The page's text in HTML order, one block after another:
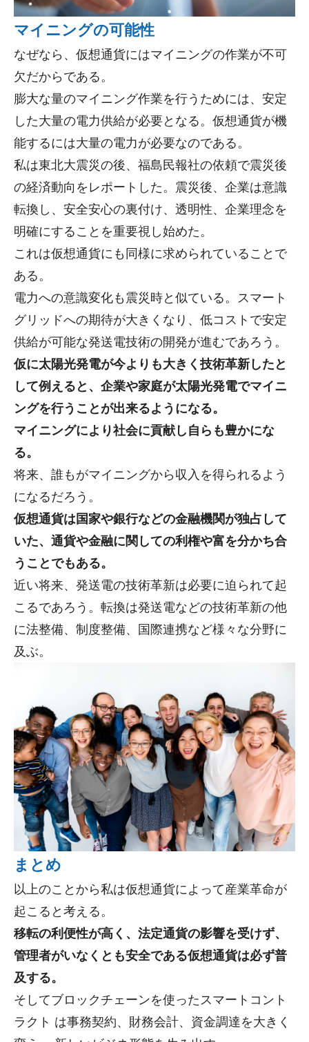
マイニングの可能性
なぜなら、仮想通貨にはマイニングの作業が不可
欠だからである。
膨大な量のマイニング作業を行うためには、安定
した大量の電力供給が必要となる。仮想通貨が機
能するには大量の電力が必要なのである。
私は東北大震災の後、福島民報社の依頼で震災後
の経済動向をレポートした。震災後、企業は意識
転換し、安全安心の裏付け、透明性、企業理念を
明確にすることを重要視し始めた。
これは仮想通貨にも同様に求められていることで
ある。
電力への意識変化も震災時と似ている。スマート
グリッドへの期待が大きくなり、低コストで安定
供給が可能な発送電技術の開発が進むであろう。
仮に太陽光発電が今よりも大きく技術革新したと
して例えると、企業や家庭が太陽光発電でマイニ
ングを行うことが出来るようになる。
マイニングにより社会に貢献し自らも豊かにな
る。
将来、誰もがマイニングから収入を得られるよう
になるだろう。
仮想通貨は国家や銀行などの金融機関が独占して
いた、通貨や金融に関しての利権や富を分かち合
うことでもある。
近い将来、発送電の技術革新は必要に迫られて起
こるであろう。転換は発送電などの技術革新の他
に法整備、制度整備、国際連携など様々な分野に
及ぶ。
まとめ
以上のことから私は仮想通貨によって産業革命が
起こると考える。
移転の利便性が高く、法定通貨の影響を受けず、
管理者がいなくとも安全である仮想通貨は必ず普
及する。
そしてブロックチェーンを使ったスマートコント
ラクト は事務契約、財務会計、資金調達を大きく